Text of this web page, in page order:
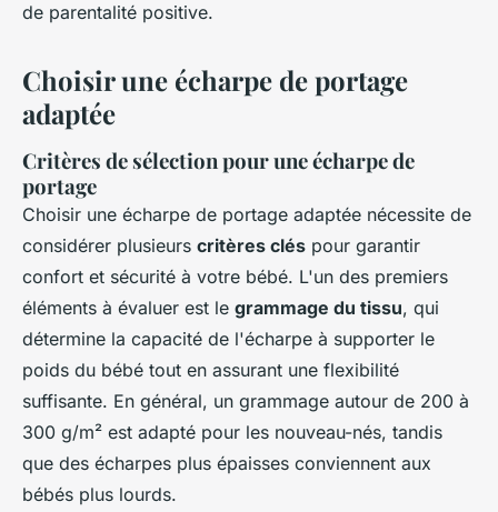
de parentalité positive.
Choisir une écharpe de portage
adaptée
Critères de sélection pour une écharpe de
portage
Choisir une écharpe de portage adaptée nécessite de
considérer plusieurs critères clés pour garantir
confort et sécurité à votre bébé. L'un des premiers
éléments à évaluer est le grammage du tissu, qui
détermine la capacité de l'écharpe à supporter le
poids du bébé tout en assurant une flexibilité
suffisante. En général, un grammage autour de 200 à
300 g/m² est adapté pour les nouveau-nés, tandis
que des écharpes plus épaisses conviennent aux
bébés plus lourds.